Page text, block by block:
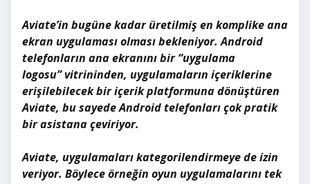
Aviate’in bugüne kadar üretilmiş en komplike ana
ekran uygulaması olması bekleniyor. Android
telefonların ana ekranını bir “uygulama
logosu” vitrininden, uygulamaların içeriklerine
erişilebilecek bir içerik platformuna dönüştüren
Aviate, bu sayede Android telefonları çok pratik
bir asistana çeviriyor.
Aviate, uygulamaları kategorilendirmeye de izin
veriyor. Böylece örneğin oyun uygulamalarını tek